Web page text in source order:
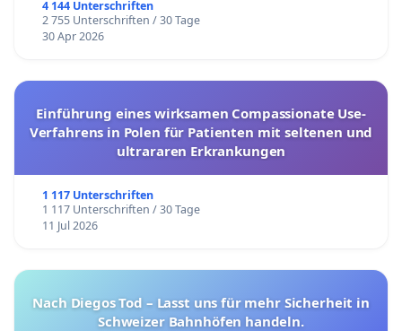
4 144 Unterschriften
2 755 Unterschriften / 30 Tage
30 Apr 2026
Einführung eines wirksamen Compassionate Use-
Verfahrens in Polen für Patienten mit seltenen und
ultrararen Erkrankungen
1 117 Unterschriften
1 117 Unterschriften / 30 Tage
11 Jul 2026
Nach Diegos Tod – Lasst uns für mehr Sicherheit in
Schweizer Bahnhöfen handeln.